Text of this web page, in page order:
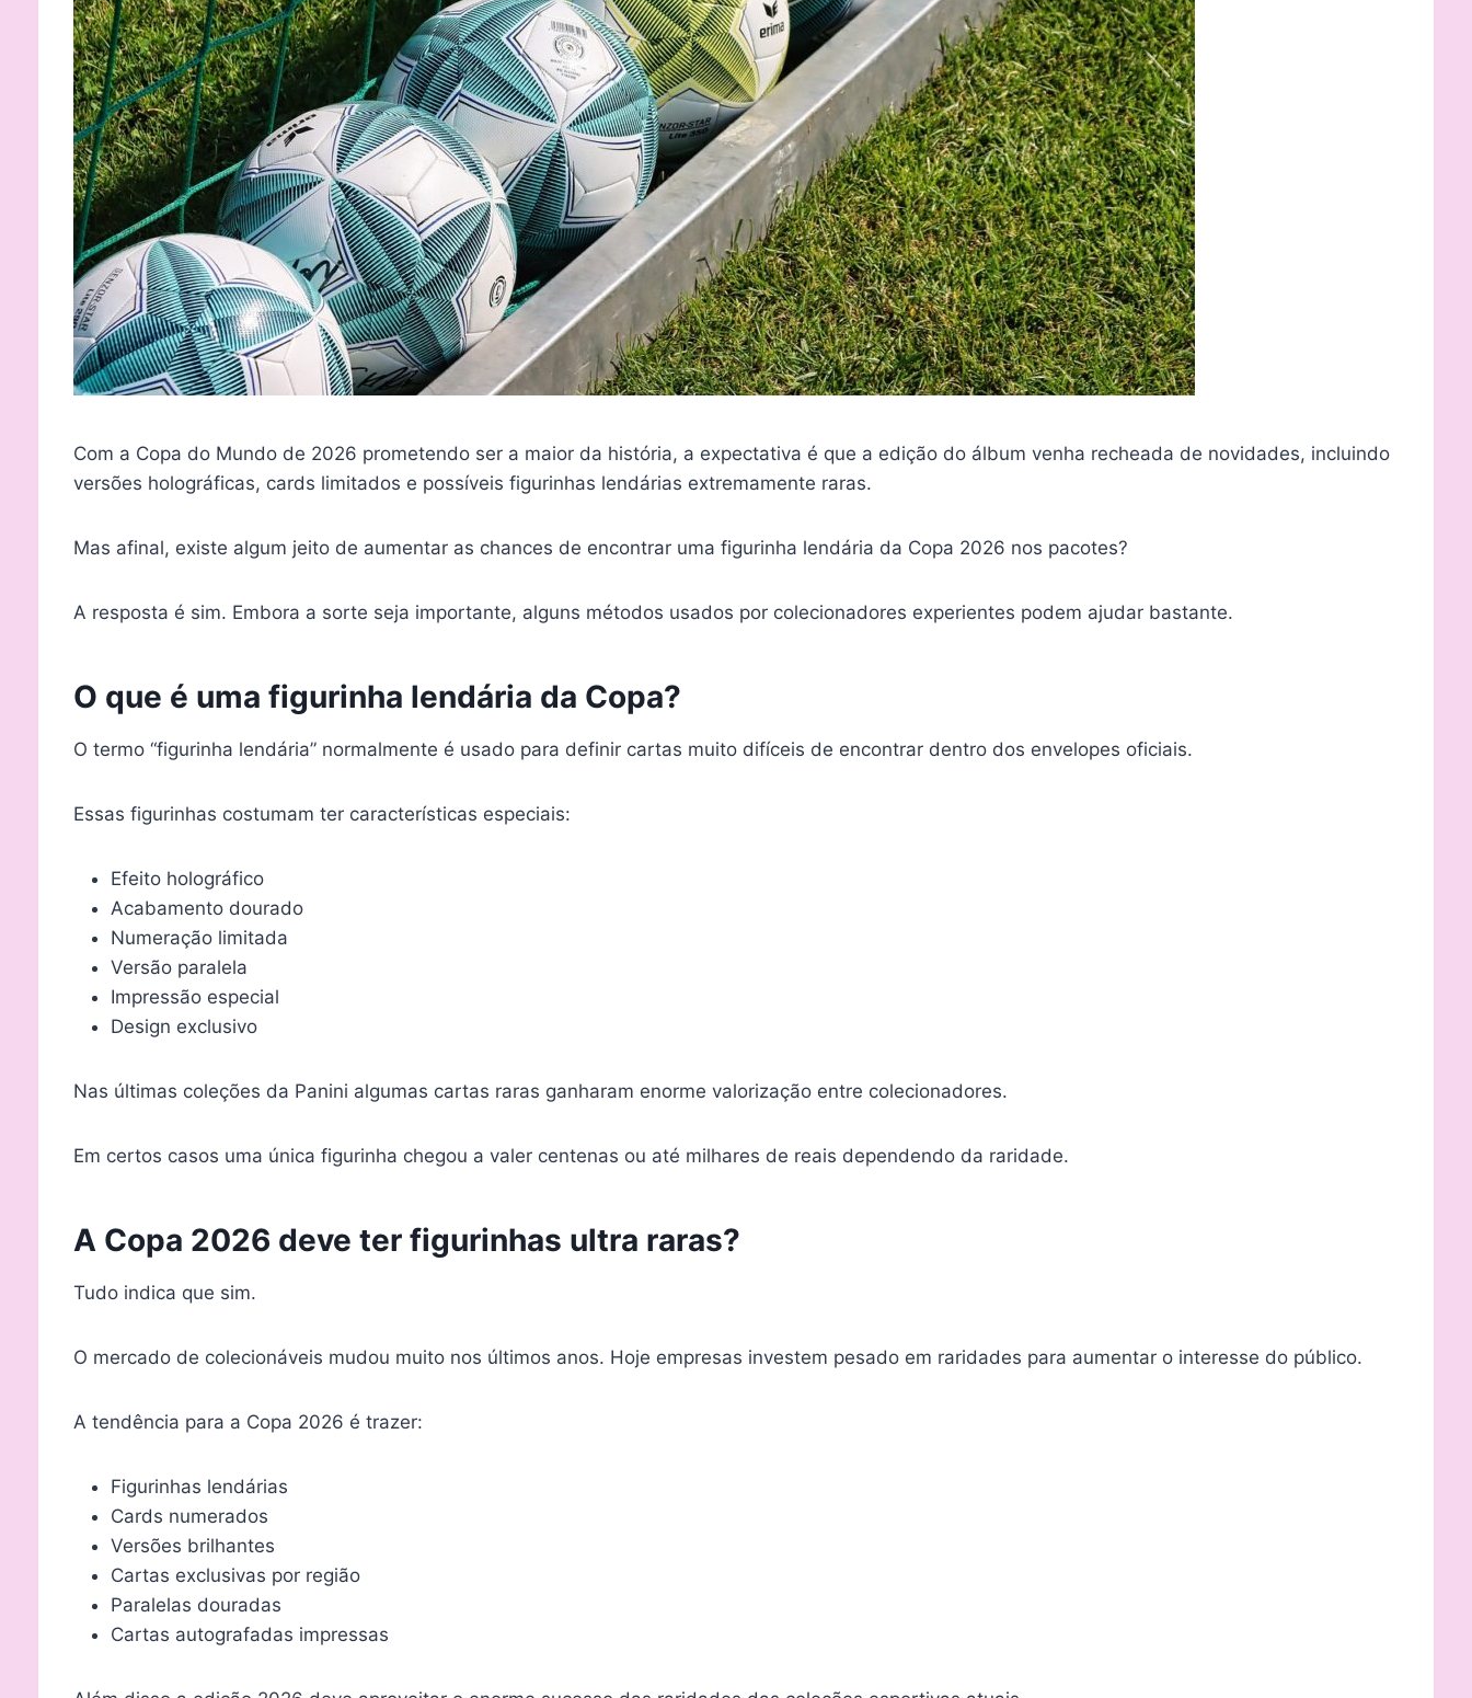
Com a Copa do Mundo de 2026 prometendo ser a maior da história, a expectativa é que a edição do álbum venha recheada de novidades, incluindo
versões holográficas, cards limitados e possíveis figurinhas lendárias extremamente raras.
Mas afinal, existe algum jeito de aumentar as chances de encontrar uma figurinha lendária da Copa 2026 nos pacotes?
A resposta é sim. Embora a sorte seja importante, alguns métodos usados por colecionadores experientes podem ajudar bastante.
O que é uma figurinha lendária da Copa?
O termo “figurinha lendária” normalmente é usado para definir cartas muito difíceis de encontrar dentro dos envelopes oficiais.
Essas figurinhas costumam ter características especiais:
Efeito holográfico
Acabamento dourado
Numeração limitada
Versão paralela
Impressão especial
Design exclusivo
Nas últimas coleções da Panini algumas cartas raras ganharam enorme valorização entre colecionadores.
Em certos casos uma única figurinha chegou a valer centenas ou até milhares de reais dependendo da raridade.
A Copa 2026 deve ter figurinhas ultra raras?
Tudo indica que sim.
O mercado de colecionáveis mudou muito nos últimos anos. Hoje empresas investem pesado em raridades para aumentar o interesse do público.
A tendência para a Copa 2026 é trazer:
Figurinhas lendárias
Cards numerados
Versões brilhantes
Cartas exclusivas por região
Paralelas douradas
Cartas autografadas impressas